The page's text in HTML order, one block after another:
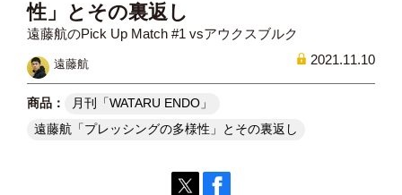
性」とその裏返し
遠藤航のPick Up Match #1 vsアウクスブルク
遠藤航 2021.11.10
月刊「WATARU ENDO」
遠藤航「プレッシングの多様性」とその裏返し